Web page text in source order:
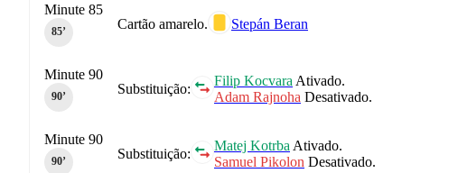
Cartão amarelo. Stepán Beran
Minute 85
85‎’‎
Substituição:
Filip Kocvara Ativado.
Adam Rajnoha Desativado.
Minute 90
90‎’‎
Substituição:
Matej Kotrba Ativado.
Samuel Pikolon Desativado.
Minute 90
90‎’‎